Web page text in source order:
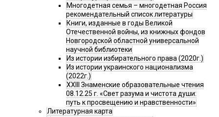
Многодетная семья – многодетная Россия
рекомендательный список литературы
Книги, изданные в годы Великой
Отечественной войны, из книжных фондов
Новгородской областной универсальной
научной библиотеки
Из истории избирательного права (2020г.)
Из истории украинского национализма
(2022г.)
XXIII Знаменские образовательные чтения
08.12.25 г. «Свет разума и чистота души:
путь к просвещению и нравственности»
Литературная карта